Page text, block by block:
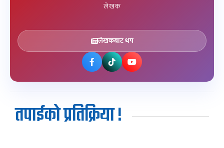
लेखक
लेखकबाट थप
तपाईको प्रतिक्रिया !